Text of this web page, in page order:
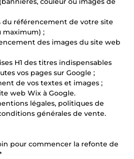
du référencement de votre site
maximum) ;
des images du site web
H1 des titres indispensables
vos pages sur Google ;
de vos textes et images ;
web Wix à Google.
légales, politiques de
générales de vente.
pour commencer la refonte de